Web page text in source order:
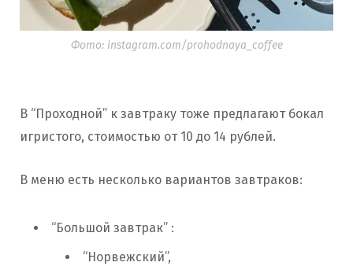
Фото: instagram.com/prohodnaya_coffee
В “Проходной” к завтраку тоже предлагают бокал
игристого, стоимостью от 10 до 14 рублей.
В меню есть несколько вариантов завтраков:
“Большой завтрак” :
“Норвежский”,